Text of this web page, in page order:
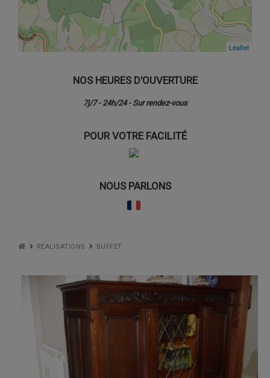
Leaflet
Leaflet
NOS HEURES D'OUVERTURE
7j/7 - 24h/24 - Sur rendez-vous
POUR VOTRE FACILITÉ
NOUS PARLONS
RÉALISATIONS BUFFET